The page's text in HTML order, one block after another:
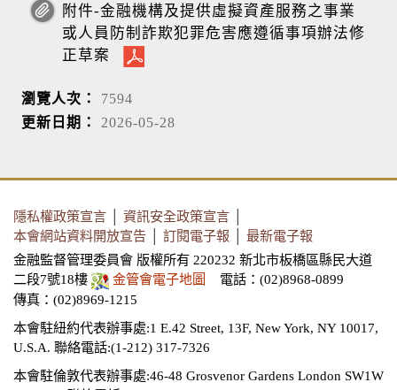
附件-金融機構及提供虛擬資產服務之事業
或人員防制詐欺犯罪危害應遵循事項辦法修
正草案
瀏覽人次： 7594
更新日期： 2026-05-28
隱私權政策宣言 資訊安全政策宣言
本會網站資料開放宣告
訂閱電子報
最新電子報
金融監督管理委員會 版權所有 220232 新北市板橋區縣民大道
二段7號18樓
金管會電子地圖
電話：(02)8968-0899
傳真：(02)8969-1215
本會駐紐約代表辦事處:1 E.42 Street, 13F, New York, NY 10017,
U.S.A. 聯絡電話:(1-212) 317-7326
本會駐倫敦代表辦事處:46-48 Grosvenor Gardens London SW1W